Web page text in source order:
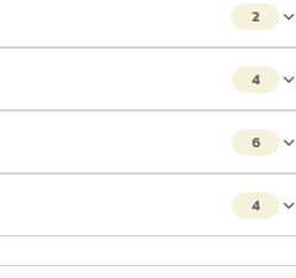
2
4
6
4